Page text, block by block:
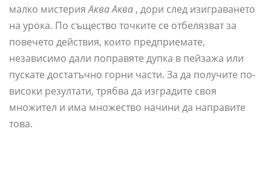
малко мистерияАква Аква , дори след изиграването
на урока. По същество точките се отбелязват за
повечето действия, които предприемате,
независимо дали поправяте дупка в пейзажа или
пускате достатъчно горни части. За да получите по-
високи резултати, трябва да изградите своя
множител и има множество начини да направите
това.